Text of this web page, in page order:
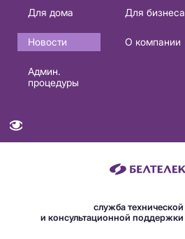
Основная
навигация
RU
Для дома Для бизнеса
Новости
О компании
Админ.
процедуры
служба технической
и консультационной поддержки